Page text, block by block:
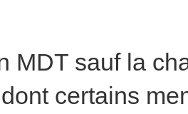
MDT sauf la
certains